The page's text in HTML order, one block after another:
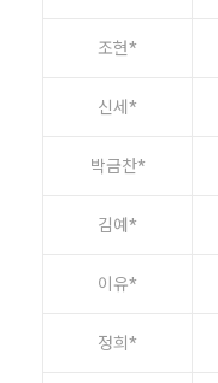
조현*
신세*
박금찬*
김예*
이유*
정희*